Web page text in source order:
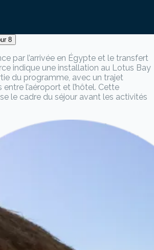
8
par l’arrivée en Égypte et le transfert
indique une installation au Lotus Bay
du programme, avec un trajet
entre l’aéroport et l’hôtel. Cette
le cadre du séjour avant les activités